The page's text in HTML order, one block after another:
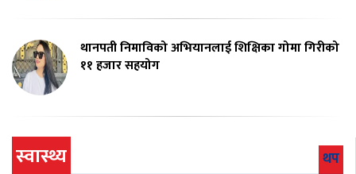
थानपती निमाविको अभियानलाई शिक्षिका गोमा गिरीको
११ हजार सहयोग
स्वास्थ्य थप